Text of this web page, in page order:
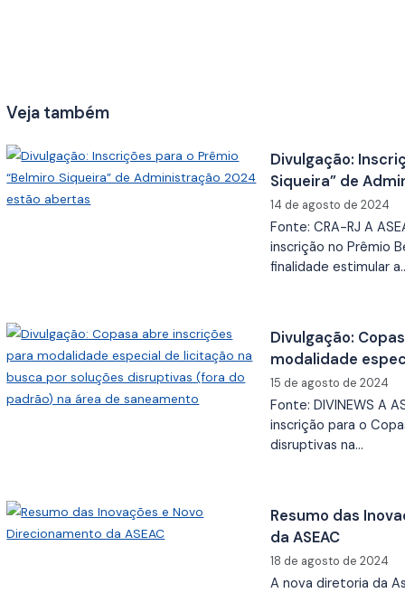
Veja também
Divulgação:
Siqueira” de
14 de agosto de 2024
Fonte: CRA-RJ A
inscrição no Prêmio
finalidade estimular
Divulgação:
modalidade
soluções
saneamento
15 de agosto de 2024
Fonte: DIVINEWS A
inscrição para o
disruptivas na…
Resumo das
da ASEAC
18 de agosto de 2024
A nova diretoria da